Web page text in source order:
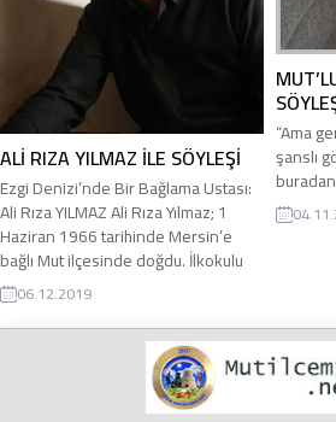
ALİ RIZA YILMAZ İLE SÖYLEŞİ
Ezgi Denizi’nde Bir Bağlama Ustası:
Ali Rıza YILMAZ Ali Rıza Yılmaz; 1
Haziran 1966 tarihinde Mersin’e
bağlı Mut ilçesinde doğdu. İlkokulu
bitirdikten sonra İzmir ve Kıbrıs’ta
askerlik görevini tamamladı.
Çocukluktan gençliğe geçişinin ilk
yıllarında Ankara’ya geldi. Babasının
marangoz olması nedeniyle daha
küçük yaşlarda sanatla tanıştı.
06.12.2019
“Ama
şanslı
yılında
ile